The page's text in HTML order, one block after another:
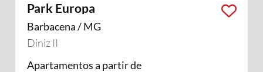
Park Europa
Barbacena / MG
Diniz II
Apartamentos a partir de